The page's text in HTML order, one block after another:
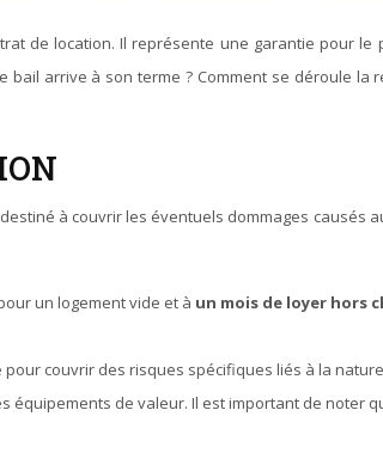
arrive à son terme ? Comment se déroule la
à couvrir les éventuels dommages causés
un logement vide et à un mois de loyer hors
couvrir des risques spécifiques liés à la
équipements de valeur. Il est important de noter